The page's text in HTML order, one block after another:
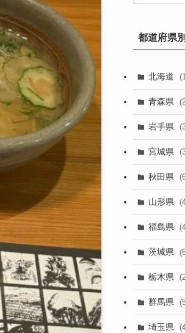
都道府県
北海道
青森県
岩手県
宮城県
秋田県
山形県
福島県
茨城県
栃木県
群馬県
埼玉県